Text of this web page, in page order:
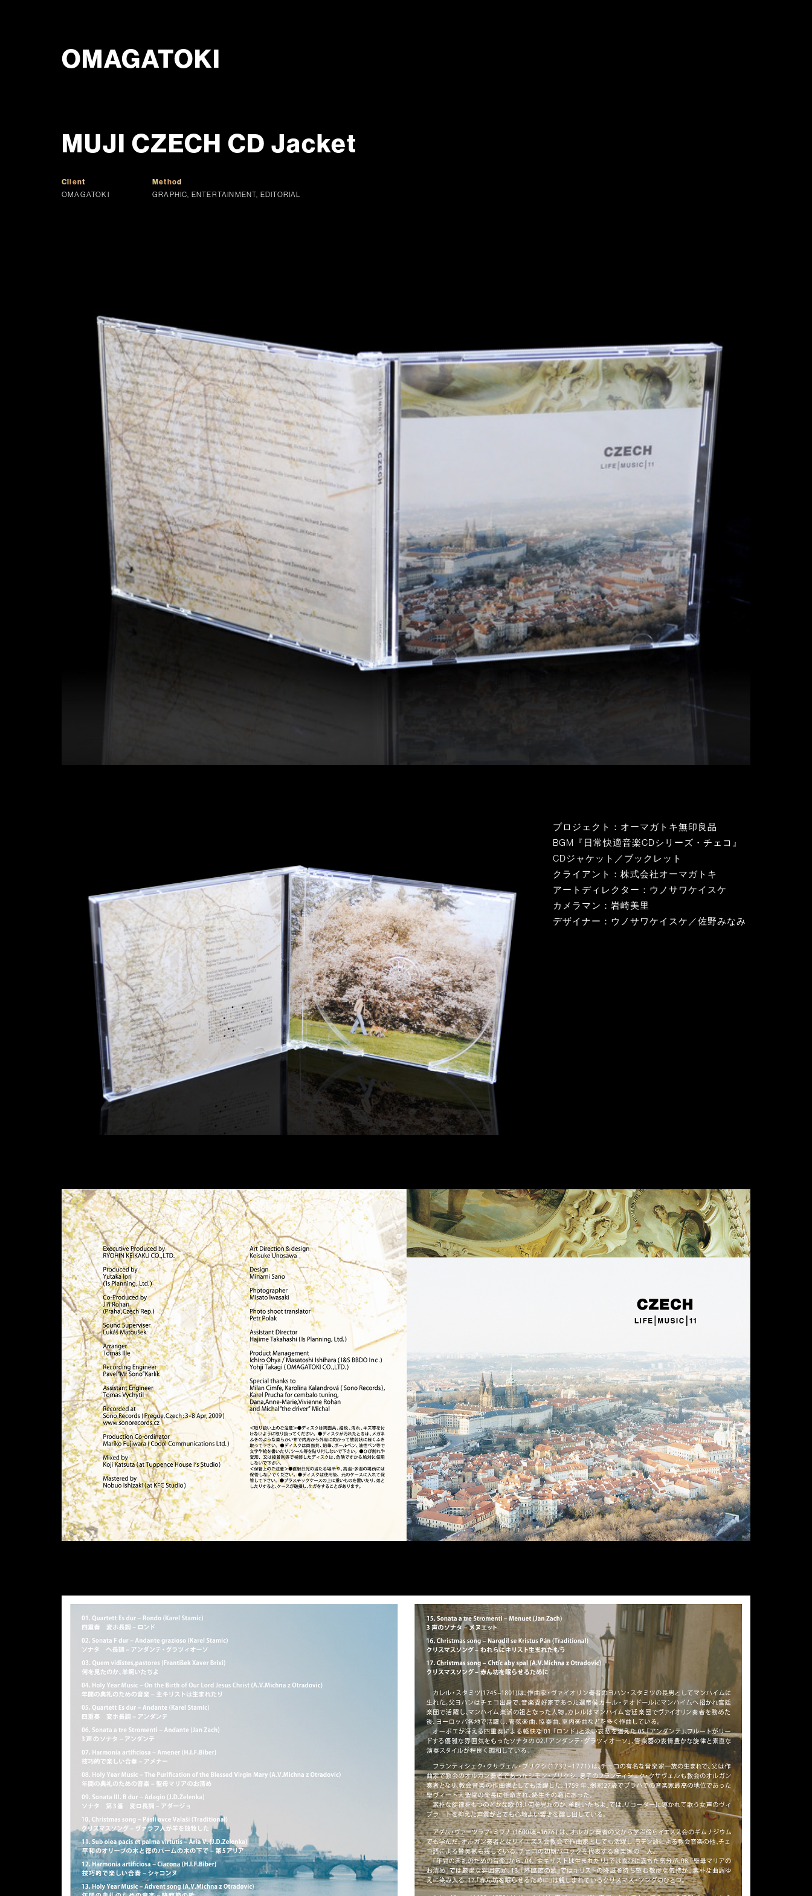
OMAGATOKI
MUJI CZECH CD Jacket
Client
OMAGATOKI
Method
GRAPHIC, ENTERTAINMENT, EDITORIAL
プロジェクト：オーマガトキ無印良品
BGM『日常快適音楽CDシリーズ・チェコ』
CDジャケット／ブックレット
クライアント：株式会社オーマガトキ
アートディレクター：ウノサワケイスケ
カメラマン：岩崎美里
デザイナー：ウノサワケイスケ／佐野みなみ